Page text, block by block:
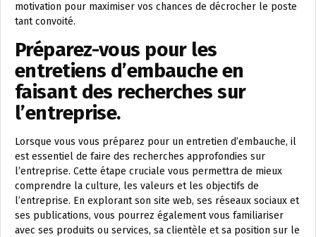
motivation pour maximiser vos chances de décrocher le poste
tant convoité.
Préparez-vous pour les
entretiens d’embauche en
faisant des recherches sur
l’entreprise.
Lorsque vous vous préparez pour un entretien d’embauche, il
est essentiel de faire des recherches approfondies sur
l’entreprise. Cette étape cruciale vous permettra de mieux
comprendre la culture, les valeurs et les objectifs de
l’entreprise. En explorant son site web, ses réseaux sociaux et
ses publications, vous pourrez également vous familiariser
avec ses produits ou services, sa clientèle et sa position sur le